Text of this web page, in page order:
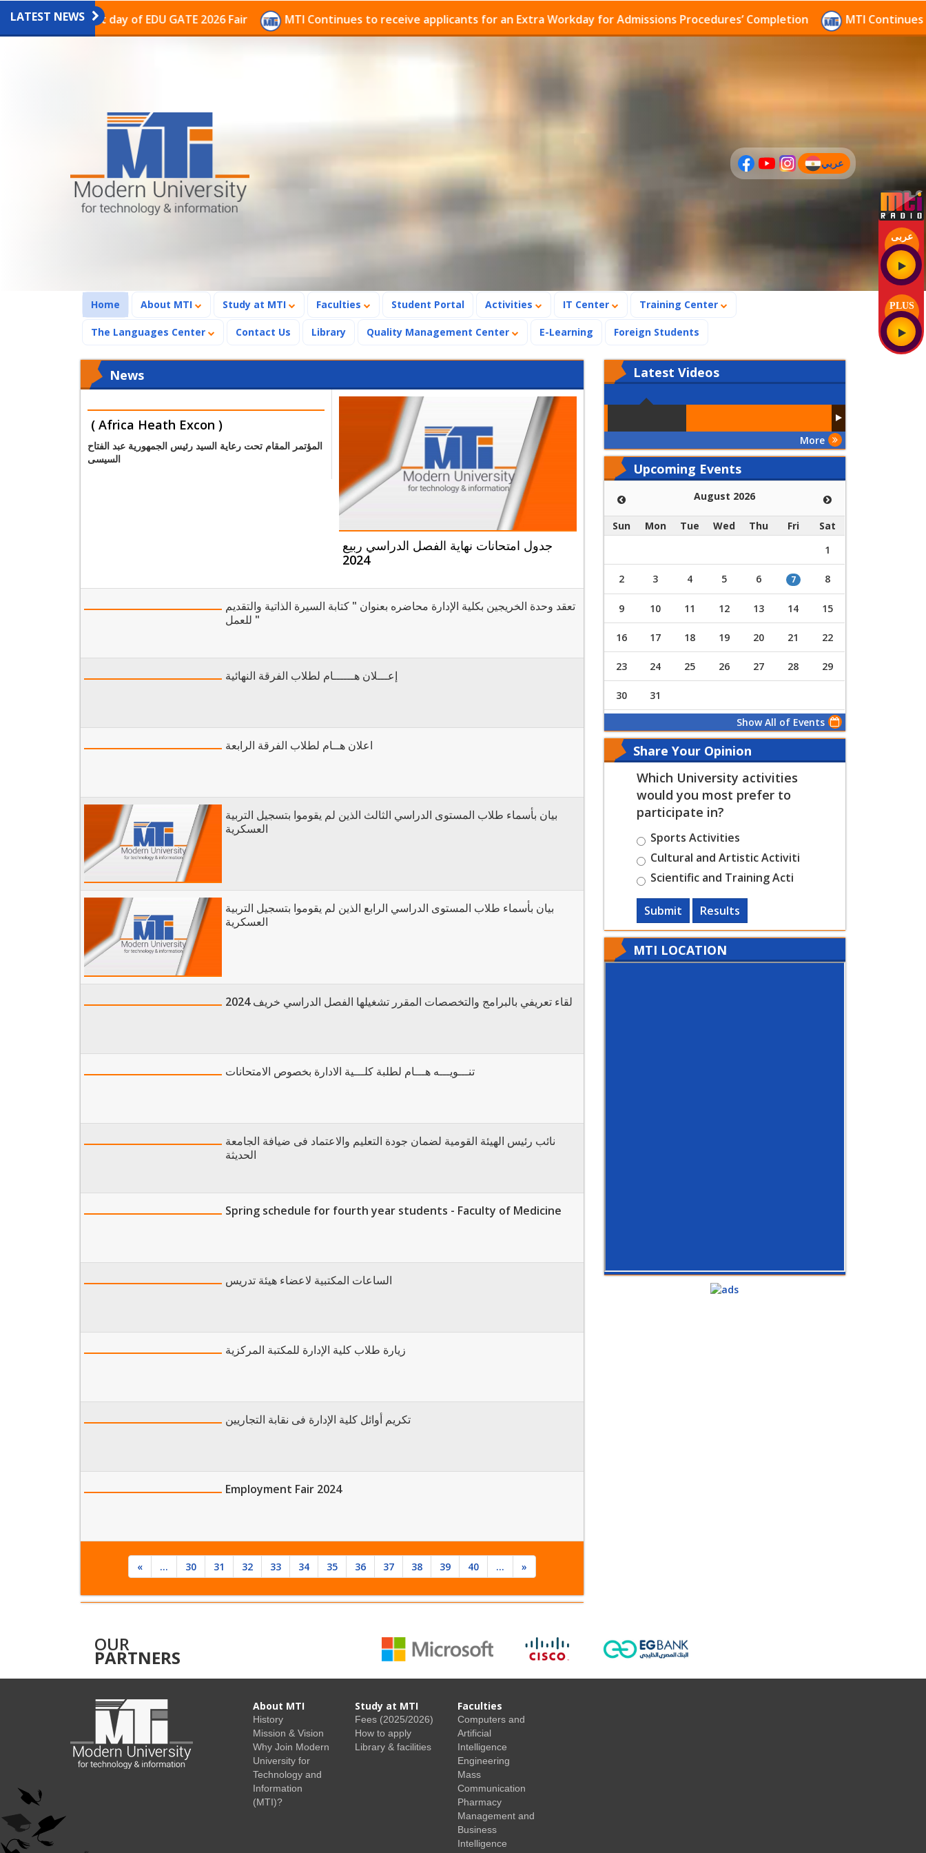
عربى
PLUS
LATEST NEWS
the last day of EDU GATE 2026 Fair MTI Continues to receive applicants for an Extra Workday for Admissions Procedures’ Completion MTI Continues to
عربي
(current)
Home (current)
About MTI Study at MTI Faculties Student Portal Activities IT Center Training Center
The Languages Center Contact Us Library Quality Management Center E-Learning Foreign Students
News
( Africa Heath Excon )
المؤتمر المقام تحت رعاية السيد رئيس الجمهورية عبد الفتاح
السيسى
جدول امتحانات نهاية الفصل الدراسي ربيع
2024
تعقد وحدة الخريجين بكلية الإدارة محاضره بعنوان " كتابة السيرة الذاتية والتقديم
للعمل "
إعـــلان هــــــام لطلاب الفرقة النهائية
اعلان هــام لطلاب الفرقة الرابعة
بيان بأسماء طلاب المستوى الدراسي الثالث الذين لم يقوموا بتسجيل التربية
العسكرية
بيان بأسماء طلاب المستوى الدراسي الرابع الذين لم يقوموا بتسجيل التربية
العسكرية
لقاء تعريفي بالبرامج والتخصصات المقرر تشغيلها الفصل الدراسي خريف 2024
تنـــويـــه هـــام لطلبة كلـــية الادارة بخصوص الامتحانات
نائب رئيس الهيئة القومية لضمان جودة التعليم والاعتماد فى ضيافة الجامعة
الحديثة
Spring schedule for fourth year students - Faculty of Medicine
الساعات المكتبية لاعضاء هيئة تدريس
زيارة طلاب كلية الإدارة للمكتبة المركزية
تكريم أوائل كلية الإدارة فى نقابة التجاريين
Employment Fair 2024
« ... 30 31 32 33 34 35 36 37 38 39 40 ... »
Latest Videos
More
Upcoming Events
August 2026
Sun Mon Tue Wed Thu Fri
Sat
1
2 3 4 5 6 7 8
9 10 11 12 13 14 15
16 17 18 19 20 21 22
23 24 25 26 27 28 29
30 31
Show All of Events
Share Your Opinion
Which University activities
would you most prefer to
participate in?
Sports Activities
Cultural and Artistic Activiti
Scientific and Training Acti
Submit Results
MTI LOCATION
OUR
PARTNERS
About MTI
History
Mission & Vision
Why Join Modern
University for
Technology and
Information
(MTI)?
Study at MTI
Fees (2025/2026)
How to apply
Library & facilities
Faculties
Computers and
Artificial
Intelligence
Engineering
Mass
Communication
Pharmacy
Management and
Business
Intelligence